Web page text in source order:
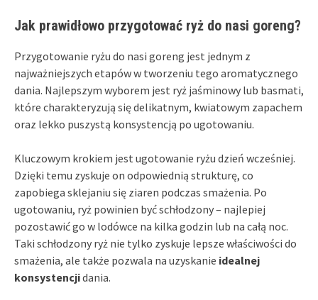
Jak prawidłowo przygotować ryż do nasi goreng?
Przygotowanie ryżu do nasi goreng jest jednym z
najważniejszych etapów w tworzeniu tego aromatycznego
dania. Najlepszym wyborem jest ryż jaśminowy lub basmati,
które charakteryzują się delikatnym, kwiatowym zapachem
oraz lekko puszystą konsystencją po ugotowaniu.
Kluczowym krokiem jest ugotowanie ryżu dzień wcześniej.
Dzięki temu zyskuje on odpowiednią strukturę, co
zapobiega sklejaniu się ziaren podczas smażenia. Po
ugotowaniu, ryż powinien być schłodzony – najlepiej
pozostawić go w lodówce na kilka godzin lub na całą noc.
Taki schłodzony ryż nie tylko zyskuje lepsze właściwości do
smażenia, ale także pozwala na uzyskanie idealnej
konsystencjidania.